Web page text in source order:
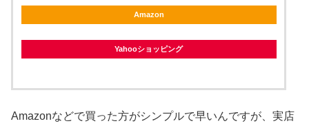
Amazon
Yahooショッピング
Amazonなどで買った方がシンプルで早いんですが、実店